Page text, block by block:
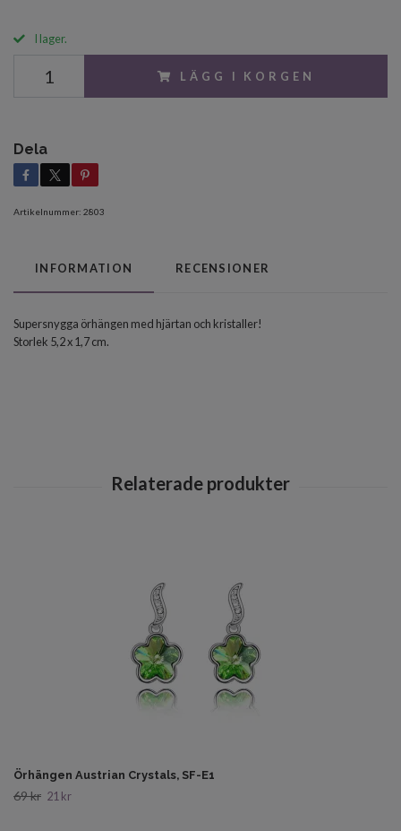
I lager.
LÄGG I KORGEN
Dela
Artikelnummer: 2803
INFORMATION RECENSIONER
Supersnygga örhängen med hjärtan och kristaller!
Storlek 5,2 x 1,7 cm.
Örhängen Austrian Crystals, SF-E1
69 kr 21 kr